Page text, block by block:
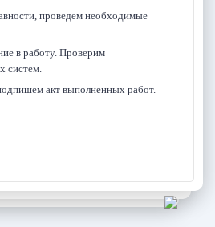
проведем необходимые
в работу. Проверим
систем.
акт выполненных работ.